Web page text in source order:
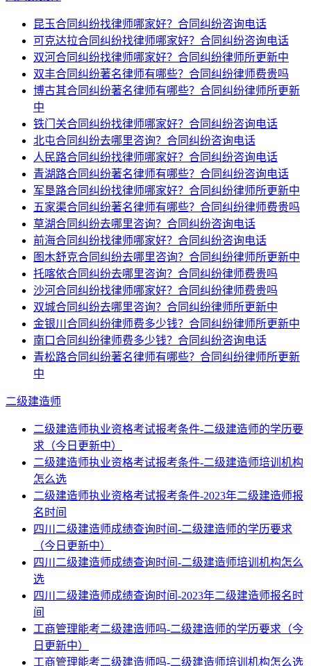
昆玉合同纠纷找律师哪家好？合同纠纷咨询电话
可克达拉合同纠纷找律师哪家好？合同纠纷咨询电话
双河合同纠纷找律师哪家好？合同纠纷律师所更新中
双丰合同纠纷著名律师有哪些？合同纠纷律师费贵吗
博古其合同纠纷著名律师有哪些？合同纠纷律师所更新
中
铁门关合同纠纷找律师哪家好？合同纠纷咨询电话
北屯合同纠纷去哪里咨询？合同纠纷咨询电话
人民路合同纠纷找律师哪家好？合同纠纷咨询电话
青湖路合同纠纷著名律师有哪些？合同纠纷咨询电话
军垦路合同纠纷找律师哪家好？合同纠纷律师所更新中
五家渠合同纠纷著名律师有哪些？合同纠纷律师费贵吗
草湖合同纠纷去哪里咨询？合同纠纷咨询电话
前海合同纠纷找律师哪家好？合同纠纷咨询电话
图木舒克合同纠纷去哪里咨询？合同纠纷律师所更新中
托喀依合同纠纷去哪里咨询？合同纠纷律师费贵吗
沙河合同纠纷找律师哪家好？合同纠纷律师费贵吗
双城合同纠纷去哪里咨询？合同纠纷律师所更新中
金银川合同纠纷律师费多少钱？合同纠纷律师所更新中
南口合同纠纷律师费多少钱？合同纠纷咨询电话
青松路合同纠纷著名律师有哪些？合同纠纷律师所更新
中
二级建造师
二级建造师执业资格考试报考条件-二级建造师的学历要
求（今日更新中）
二级建造师执业资格考试报考条件-二级建造师培训机构
怎么选
二级建造师执业资格考试报考条件-2023年二级建造师报
名时间
四川二级建造师成绩查询时间-二级建造师的学历要求
（今日更新中）
四川二级建造师成绩查询时间-二级建造师培训机构怎么
选
四川二级建造师成绩查询时间-2023年二级建造师报名时
间
工商管理能考二级建造师吗-二级建造师的学历要求（今
日更新中）
工商管理能考二级建造师吗-二级建造师培训机构怎么选